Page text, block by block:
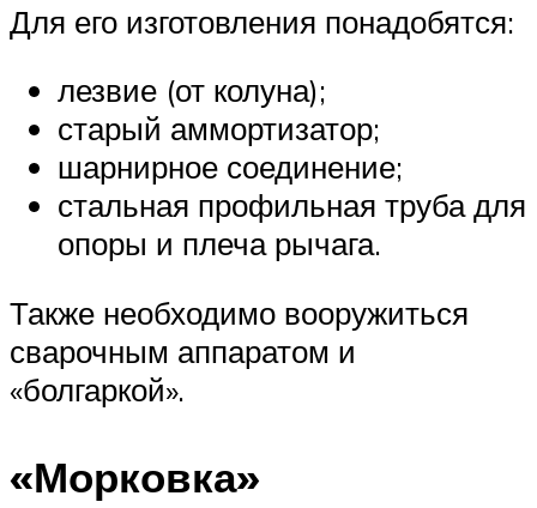
Для его изготовления понадобятся:
лезвие (от колуна);
старый аммортизатор;
шарнирное соединение;
стальная профильная труба для
опоры и плеча рычага.
Также необходимо вооружиться
сварочным аппаратом и
«болгаркой».
«Морковка»